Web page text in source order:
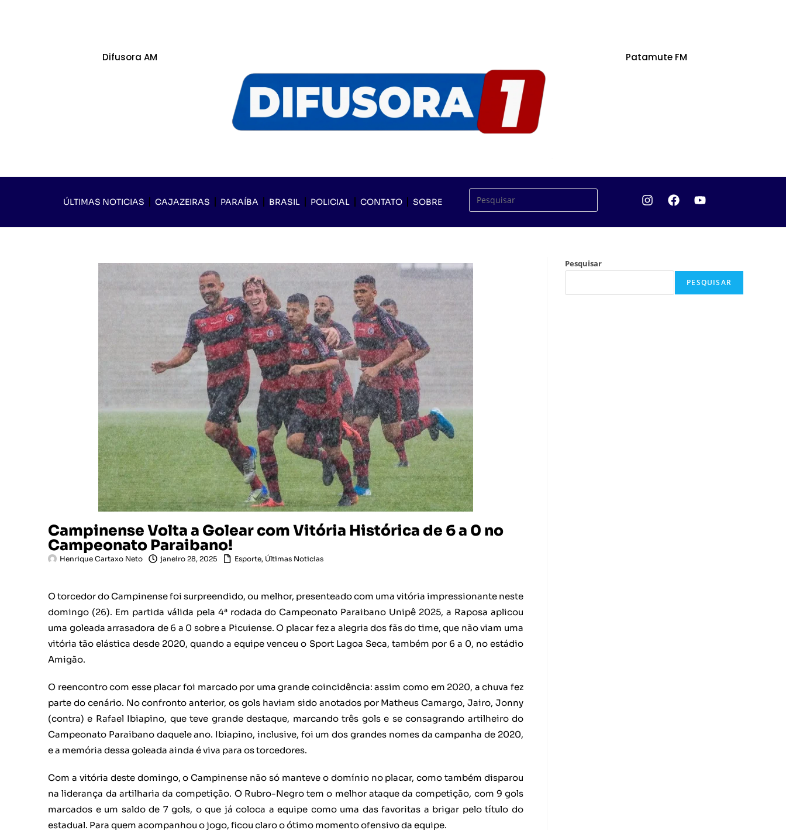
Difusora AM Patamute FM
ÚLTIMAS NOTICIAS CAJAZEIRAS PARAÍBA BRASIL POLICIAL CONTATO SOBRE
Campinense Volta a Golear com Vitória Histórica de 6 a 0 no
Campeonato Paraibano!
Henrique Cartaxo Neto janeiro 28, 2025 Esporte, Últimas Noticias
O torcedor do Campinense foi surpreendido, ou melhor, presenteado com uma vitória impressionante neste
domingo (26). Em partida válida pela 4ª rodada do Campeonato Paraibano Unipê 2025, a Raposa aplicou
uma goleada arrasadora de 6 a 0 sobre a Picuiense. O placar fez a alegria dos fãs do time, que não viam uma
vitória tão elástica desde 2020, quando a equipe venceu o Sport Lagoa Seca, também por 6 a 0, no estádio
Amigão.
O reencontro com esse placar foi marcado por uma grande coincidência: assim como em 2020, a chuva fez
parte do cenário. No confronto anterior, os gols haviam sido anotados por Matheus Camargo, Jairo, Jonny
(contra) e Rafael Ibiapino, que teve grande destaque, marcando três gols e se consagrando artilheiro do
Campeonato Paraibano daquele ano. Ibiapino, inclusive, foi um dos grandes nomes da campanha de 2020,
e a memória dessa goleada ainda é viva para os torcedores.
Com a vitória deste domingo, o Campinense não só manteve o domínio no placar, como também disparou
na liderança da artilharia da competição. O Rubro-Negro tem o melhor ataque da competição, com 9 gols
marcados e um saldo de 7 gols, o que já coloca a equipe como uma das favoritas a brigar pelo título do
estadual. Para quem acompanhou o jogo, ficou claro o ótimo momento ofensivo da equipe.
Pesquisar
PESQUISAR